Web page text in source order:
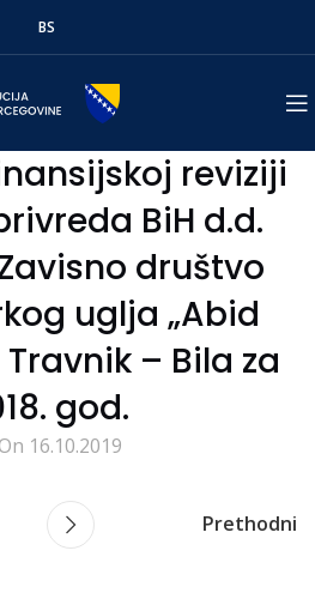
BS
reviziji
BiH d.d.
društvo
uglja „Abid
Travnik – Bila za
god.
On 16.10.2019
Prethodni